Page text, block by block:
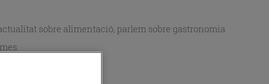
sobre alimentació, parlem sobre gastronomia